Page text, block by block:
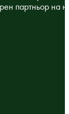
партньор на